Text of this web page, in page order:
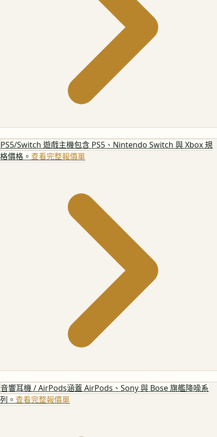
PS5/Switch 遊戲主機包含 PS5、Nintendo Switch 與 Xbox 規
格價格。 查看完整報價單
音響耳機 / AirPods涵蓋 AirPods、Sony 與 Bose 旗艦降噪系
列。 查看完整報價單